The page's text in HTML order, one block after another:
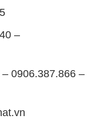
–
0906.387.866 –